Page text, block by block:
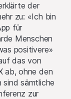
der
zu: «Ich bin
für
Menschen
positivere»
das von
ab, ohne den
sind sämtliche
zur